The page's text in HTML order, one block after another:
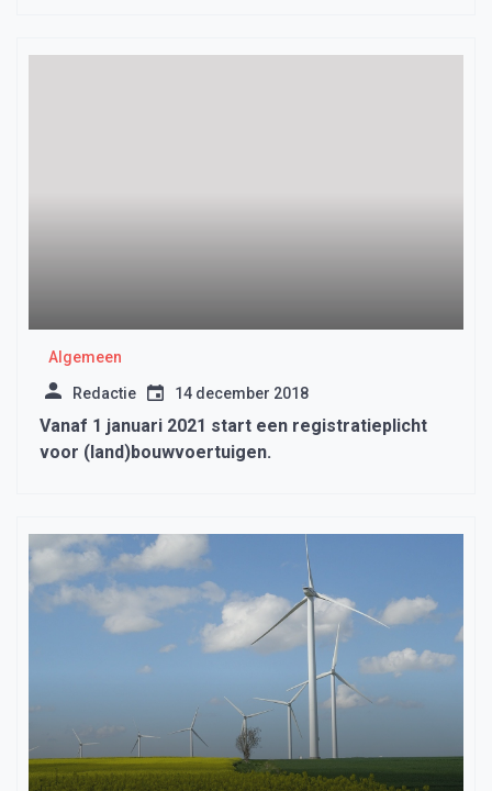
Algemeen
Redactie 14 december 2018
Vanaf 1 januari 2021 start een registratieplicht
voor (land)bouwvoertuigen.